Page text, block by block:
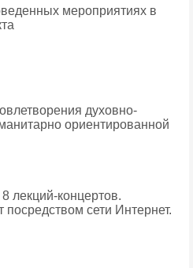
мероприятиях в
духовно-
ориентированной
лекций-концертов.
посредством сети Интернет.